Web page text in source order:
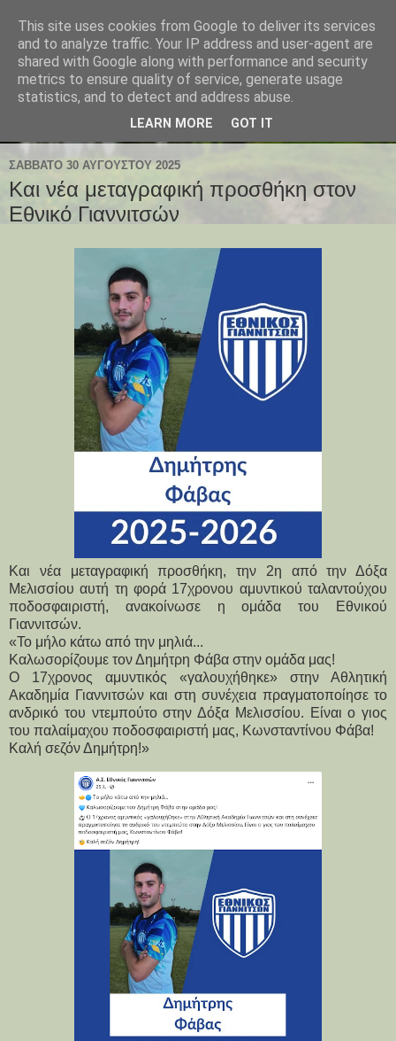
ΣΆΒΒΑΤΟ 30 ΑΥΓΟΎΣΤΟΥ 2025
Και νέα μεταγραφική προσθήκη στον
Εθνικό Γιαννιτσών
Και νέα μεταγραφική προσθήκη, την 2η από την Δόξα
Μελισσίου αυτή τη φορά 17χρονου αμυντικού ταλαντούχου
ποδοσφαιριστή, ανακοίνωσε η ομάδα του Εθνικού
Γιαννιτσών.
«Το μήλο κάτω από την μηλιά...
Καλωσορίζουμε τον Δημήτρη Φάβα στην ομάδα μας!
Ο 17χρονος αμυντικός «γαλουχήθηκε» στην Αθλητική
Ακαδημία Γιαννιτσών και στη συνέχεια πραγματοποίησε το
ανδρικό του ντεμπούτο στην Δόξα Μελισσίου. Είναι ο γιος
του παλαίμαχου ποδοσφαιριστή μας, Κωνσταντίνου Φάβα!
Καλή σεζόν Δημήτρη!»
This site uses cookies from Google to deliver its services
and to analyze traffic. Your IP address and user-agent are
shared with Google along with performance and security
metrics to ensure quality of service, generate usage
statistics, and to detect and address abuse.
LEARN MORE GOT IT